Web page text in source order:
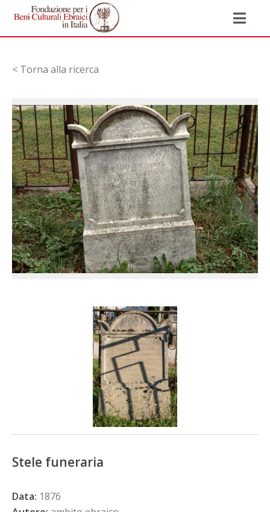
< Torna alla ricerca
Stele funeraria
Data: 1876